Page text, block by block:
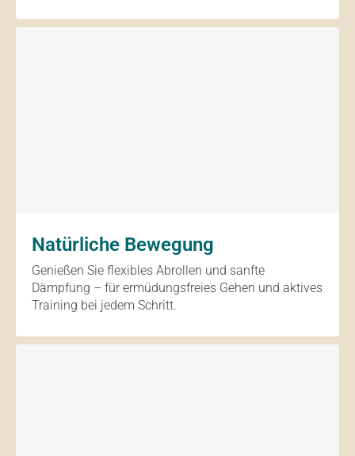
Natürliche Bewegung
Genießen Sie flexibles Abrollen und sanfte
Dämpfung – für ermüdungsfreies Gehen und aktives
Training bei jedem Schritt.